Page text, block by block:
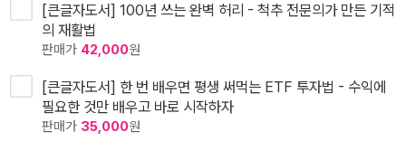
[큰글자도서] 100년 쓰는 완벽 허리 - 척추 전문의가 만든 기적
의 재활법
판매가 42,000원
[큰글자도서] 한 번 배우면 평생 써먹는 ETF 투자법 - 수익에
필요한 것만 배우고 바로 시작하자
판매가 35,000원